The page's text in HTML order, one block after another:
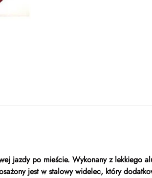
jazdy po mieście. Wykonany z lekkiego
jest w stalowy widelec, który